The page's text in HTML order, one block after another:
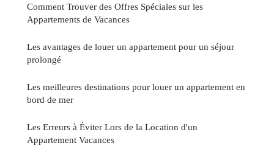
Comment Trouver des Offres Spéciales sur les
Appartements de Vacances
Les avantages de louer un appartement pour un séjour
prolongé
Les meilleures destinations pour louer un appartement en
bord de mer
Les Erreurs à Éviter Lors de la Location d'un
Appartement Vacances